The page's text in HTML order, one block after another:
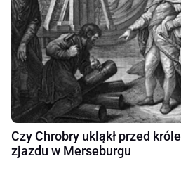
Czy Chrobry ukląkł przed
zjazdu w Merseburgu